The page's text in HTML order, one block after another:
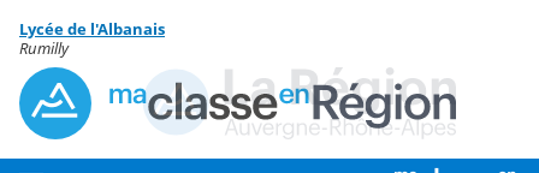
Menu de la rubrique
Contenu
Lycée de l'Albanais
Rumilly